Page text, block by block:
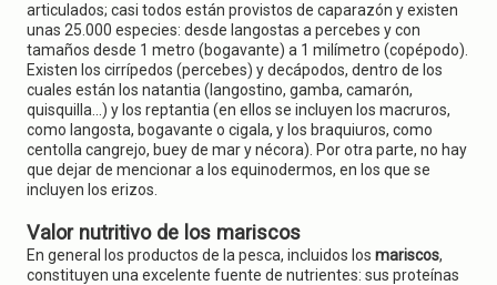
articulados; casi todos están provistos de caparazón y existen
unas 25.000 especies: desde langostas a percebes y con
tamaños desde 1 metro (bogavante) a 1 milímetro (copépodo).
Existen los cirrípedos (percebes) y decápodos, dentro de los
cuales están los natantia (langostino, gamba, camarón,
quisquilla...) y los reptantia (en ellos se incluyen los macruros,
como langosta, bogavante o cigala, y los braquiuros, como
centolla cangrejo, buey de mar y nécora). Por otra parte, no hay
que dejar de mencionar a los equinodermos, en los que se
incluyen los erizos.
Valor nutritivo de los mariscos
En general los productos de la pesca, incluidos los mariscos,
constituyen una excelente fuente de nutrientes: sus proteínas